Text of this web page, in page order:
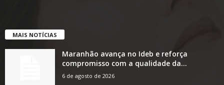
MAIS NOTÍCIAS
Maranhão avança no Ideb e reforça
compromisso com a qualidade da...
6 de agosto de 2026